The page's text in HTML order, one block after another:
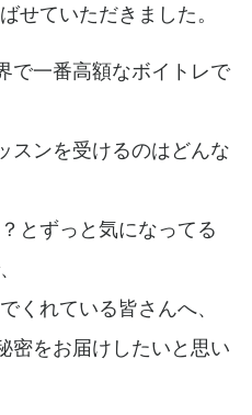
せていただきました。
で一番高額なボイトレで
スンを受けるのはどんな
とずっと気になってる
くれている皆さんへ、
密をお届けしたいと思い